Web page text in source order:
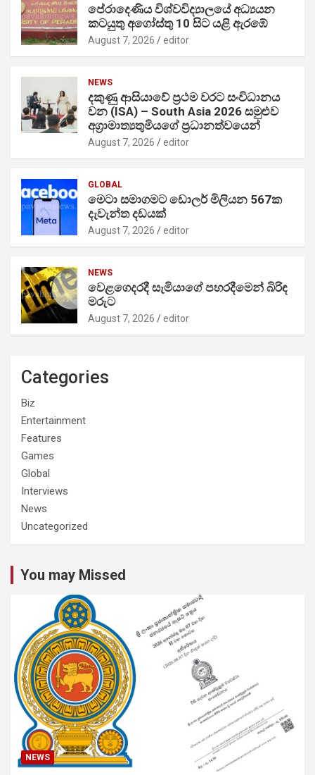
පේරාදෙණිය විශ්වවිද්‍යාලයේ අධ්‍යයන
කටයුතු අගෝස්තු 10 සිට යළි ඇරඹේ
August 7, 2026 editor
NEWS
දකුණු ආසියාවේ ප්‍රථම වරට සංවිධානය
වන (ISA) – South Asia 2026 සමුළුව
අග්‍රාමාත්‍යතුමියගේ ප්‍රධානත්වයෙන්
August 7, 2026 editor
GLOBAL
මෙටා සමාගමට ඩොලර් මිලියන 567ක
දැවැන්ත දඩයක්
August 7, 2026 editor
NEWS
වෙළගෙදරදී සැමියාගේ පහරදීමෙන් බිරිඳ
මරුට
August 7, 2026 editor
Categories
Biz
Entertainment
Features
Games
Global
Interviews
News
Uncategorized
You may Missed
NEWS